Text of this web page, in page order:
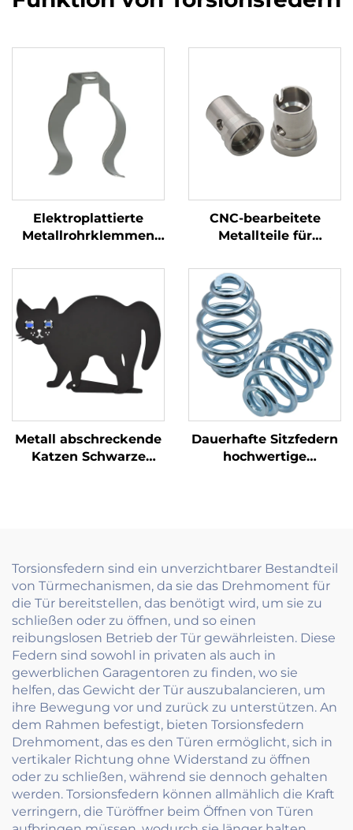
Elektroplattierte
Metallrohrklemmen
U-förmigen
CNC-bearbeitete
Metallteile für
industrielle Zwecke
Metall abschreckende
Katzen Schwarze
Dauerhafte Sitzfedern
hochwertige
Torsionsfedern sind ein unverzichtbarer Bestandteil
von Türmechanismen, da sie das Drehmoment für
die Tür bereitstellen, das benötigt wird, um sie zu
schließen oder zu öffnen, und so einen
reibungslosen Betrieb der Tür gewährleisten. Diese
Federn sind sowohl in privaten als auch in
gewerblichen Garagentoren zu finden, wo sie
helfen, das Gewicht der Tür auszubalancieren, um
ihre Bewegung vor und zurück zu unterstützen. An
dem Rahmen befestigt, bieten Torsionsfedern
Drehmoment, das es den Türen ermöglicht, sich in
vertikaler Richtung ohne Widerstand zu öffnen
oder zu schließen, während sie dennoch gehalten
werden. Torsionsfedern können allmählich die Kraft
verringern, die Türöffner beim Öffnen von Türen